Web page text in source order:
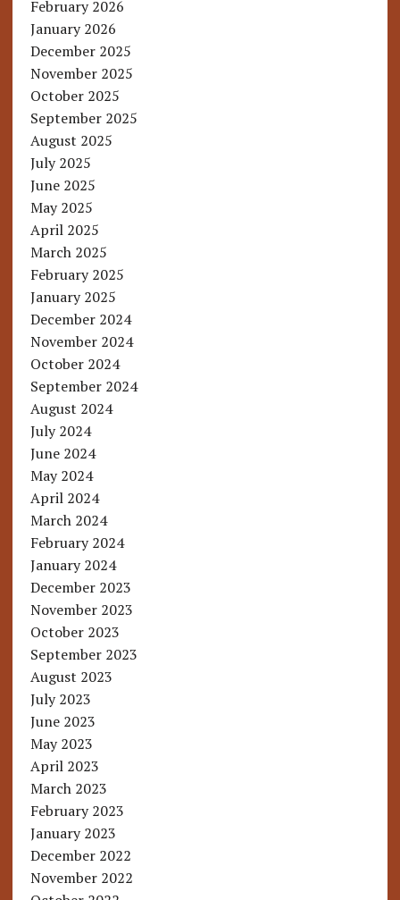
February 2026
January 2026
December 2025
November 2025
October 2025
September 2025
August 2025
July 2025
June 2025
May 2025
April 2025
March 2025
February 2025
January 2025
December 2024
November 2024
October 2024
September 2024
August 2024
July 2024
June 2024
May 2024
April 2024
March 2024
February 2024
January 2024
December 2023
November 2023
October 2023
September 2023
August 2023
July 2023
June 2023
May 2023
April 2023
March 2023
February 2023
January 2023
December 2022
November 2022